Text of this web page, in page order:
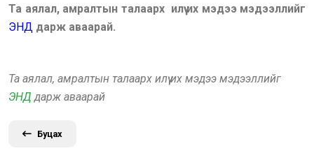
Та аялал, амралтын талаарх илүү их мэдээ мэдээллийг
ЭНД дарж аваарай.
Та аялал, амралтын талаарх илүү их мэдээ мэдээллийг
ЭНД дарж аваарай
Буцах